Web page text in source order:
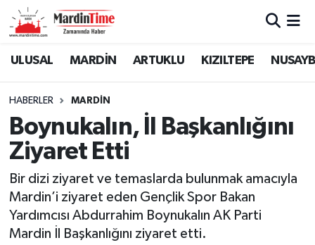
ULUSAL MARDİN ARTUKLU KIZILTEPE
HABERLER MARDİN
Boynukalın, İl Başkanlığını
Ziyaret Etti
Bir dizi ziyaret ve temaslarda bulunmak amacıyla
Mardin’i ziyaret eden Gençlik Spor Bakan
Yardımcısı Abdurrahim Boynukalın AK Parti
Mardin İl Başkanlığını ziyaret etti.
Mardin Nöbetçi Eczaneler
Mardin Namaz Vakitleri
Mardin Trafik Yoğunluk Haritası
Süper Lig Puan Durumu ve Fikstür
Tüm Manşetler